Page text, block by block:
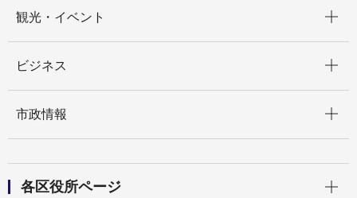
観光・イベント
ビジネス
市政情報
各区役所ページ